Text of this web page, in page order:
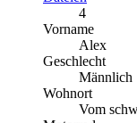
4
Vorname
Alex
Geschlecht
Männlich
Wohnort
Vom